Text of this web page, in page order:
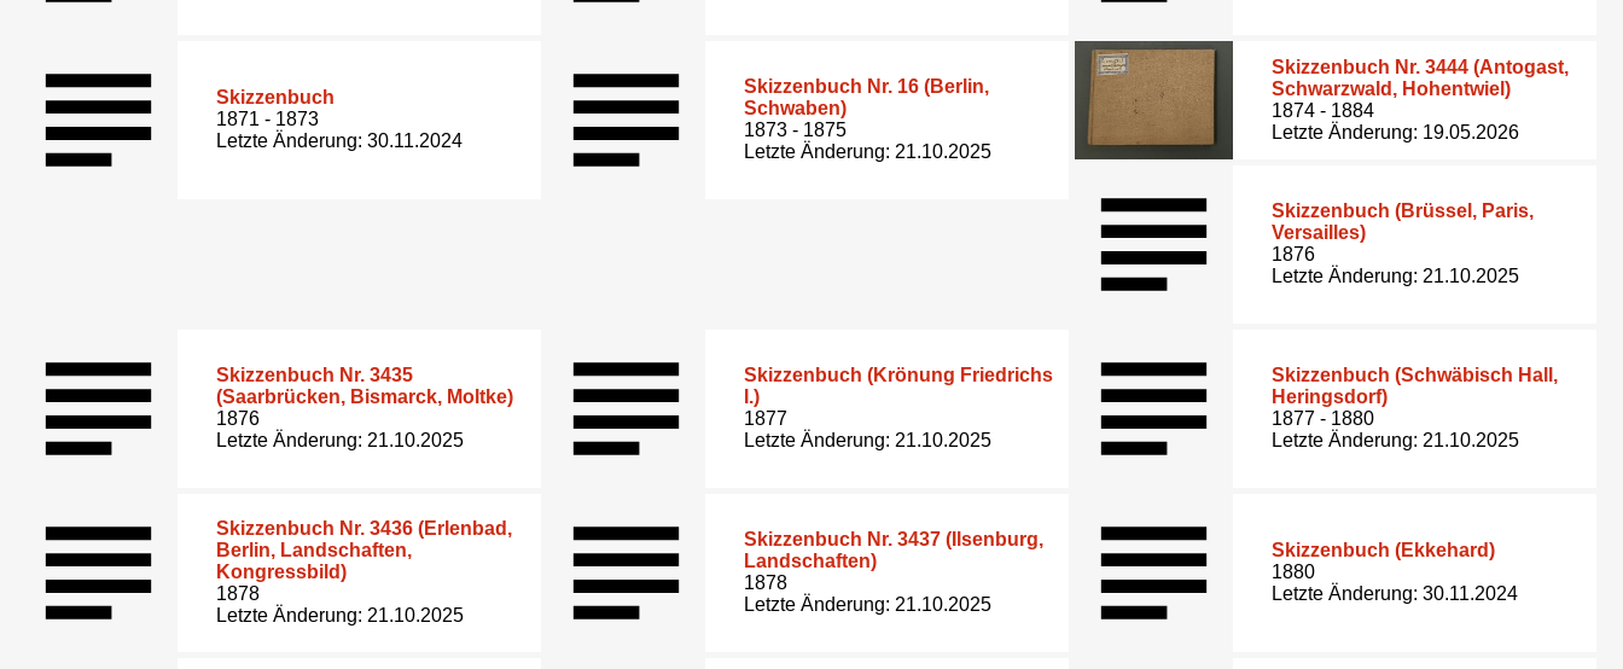
Skizzenbuch
1871 - 1873
Letzte Änderung: 30.11.2024
Skizzenbuch Nr. 16 (Berlin,
Schwaben)
1873 - 1875
Letzte Änderung: 21.10.2025
Skizzenbuch Nr. 3444 (Antogast,
Schwarzwald, Hohentwiel)
1874 - 1884
Letzte Änderung: 19.05.2026
Skizzenbuch (Brüssel, Paris,
Versailles)
1876
Letzte Änderung: 21.10.2025
Skizzenbuch Nr. 3435
(Saarbrücken, Bismarck, Moltke)
1876
Letzte Änderung: 21.10.2025
Skizzenbuch (Krönung Friedrichs
I.)
1877
Letzte Änderung: 21.10.2025
Skizzenbuch (Schwäbisch Hall,
Heringsdorf)
1877 - 1880
Letzte Änderung: 21.10.2025
Skizzenbuch Nr. 3436 (Erlenbad,
Berlin, Landschaften,
Kongressbild)
1878
Letzte Änderung: 21.10.2025
Skizzenbuch Nr. 3437 (Ilsenburg,
Landschaften)
1878
Letzte Änderung: 21.10.2025
Skizzenbuch (Ekkehard)
1880
Letzte Änderung: 30.11.2024